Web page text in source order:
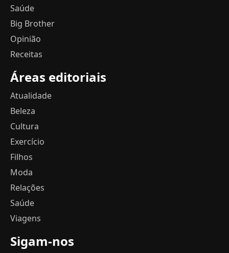
Saúde
Big Brother
Opinião
Receitas
Áreas editoriais
Atualidade
Beleza
Cultura
Exercício
Filhos
Moda
Relações
Saúde
Viagens
Sigam-nos